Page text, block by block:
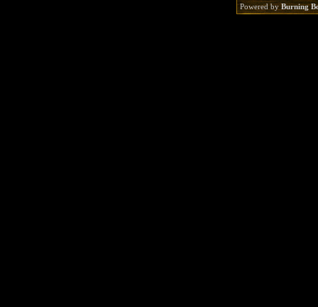
Powered byBurning